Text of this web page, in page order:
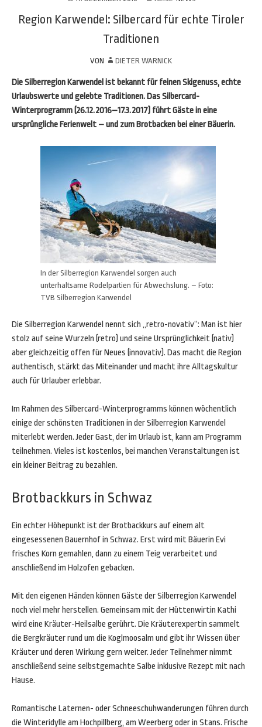
Region Karwendel: Silbercard für echte Tiroler
Traditionen
VON DIETER WARNICK
Die Silberregion Karwendel ist bekannt für feinen Skigenuss, echte
Urlaubswerte und gelebte Traditionen. Das Silbercard-
Winterprogramm (26.12.2016–17.3.2017) führt Gäste in eine
ursprüngliche Ferienwelt – und zum Brotbacken bei einer Bäuerin.
In der Silberregion Karwendel sorgen auch
unterhaltsame Rodelpartien für Abwechslung. – Foto:
TVB Silberregion Karwendel
Die Silberregion Karwendel nennt sich „retro-novativ“: Man ist hier
stolz auf seine Wurzeln (retro) und seine Ursprünglichkeit (nativ)
aber gleichzeitig offen für Neues (innovativ). Das macht die Region
authentisch, stärkt das Miteinander und macht ihre Alltagskultur
auch für Urlauber erlebbar.
Im Rahmen des Silbercard-Winterprogramms können wöchentlich
einige der schönsten Traditionen in der Silberregion Karwendel
miterlebt werden. Jeder Gast, der im Urlaub ist, kann am Programm
teilnehmen. Vieles ist kostenlos, bei manchen Veranstaltungen ist
ein kleiner Beitrag zu bezahlen.
Brotbackkurs in Schwaz
Ein echter Höhepunkt ist der Brotbackkurs auf einem alt
eingesessenen Bauernhof in Schwaz. Erst wird mit Bäuerin Evi
frisches Korn gemahlen, dann zu einem Teig verarbeitet und
anschließend im Holzofen gebacken.
Mit den eigenen Händen können Gäste der Silberregion Karwendel
noch viel mehr herstellen. Gemeinsam mit der Hüttenwirtin Kathi
wird eine Kräuter-Heilsalbe gerührt. Die Kräuterexpertin sammelt
die Bergkräuter rund um die Koglmoosalm und gibt ihr Wissen über
Kräuter und deren Wirkung gern weiter. Jeder Teilnehmer nimmt
anschließend seine selbstgemachte Salbe inklusive Rezept mit nach
Hause.
Romantische Laternen- oder Schneeschuhwanderungen führen durch
die Winteridylle am Hochpillberg, am Weerberg oder in Stans. Frische